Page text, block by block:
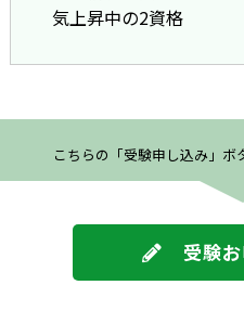
気上昇中の2資格
こちらの「受験申し込み」ボ
受験